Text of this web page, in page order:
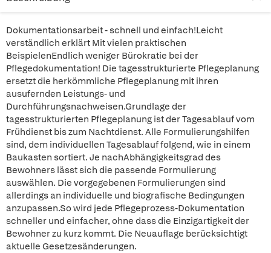
Dokumentationsarbeit - schnell und einfach!Leicht
verständlich erklärt Mit vielen praktischen
BeispielenEndlich weniger Bürokratie bei der
Pflegedokumentation! Die tagesstrukturierte Pflegeplanung
ersetzt die herkömmliche Pflegeplanung mit ihren
ausufernden Leistungs- und
Durchführungsnachweisen.Grundlage der
tagesstrukturierten Pflegeplanung ist der Tagesablauf vom
Frühdienst bis zum Nachtdienst. Alle Formulierungshilfen
sind, dem individuellen Tagesablauf folgend, wie in einem
Baukasten sortiert. Je nachAbhängigkeitsgrad des
Bewohners lässt sich die passende Formulierung
auswählen. Die vorgegebenen Formulierungen sind
allerdings an individuelle und biografische Bedingungen
anzupassen.So wird jede Pflegeprozess-Dokumentation
schneller und einfacher, ohne dass die Einzigartigkeit der
Bewohner zu kurz kommt. Die Neuauflage berücksichtigt
aktuelle Gesetzesänderungen.